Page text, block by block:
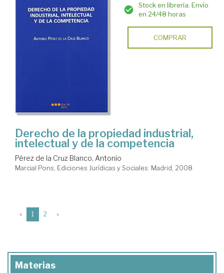
Stock en librería. Envío
en 24/48 horas
COMPRAR
Derecho de la propiedad industrial,
intelectual y de la competencia
Pérez de la Cruz Blanco, Antonio
Marcial Pons, Ediciones Jurídicas y Sociales. Madrid, 2008
« 1 (current)
2 »
Materias